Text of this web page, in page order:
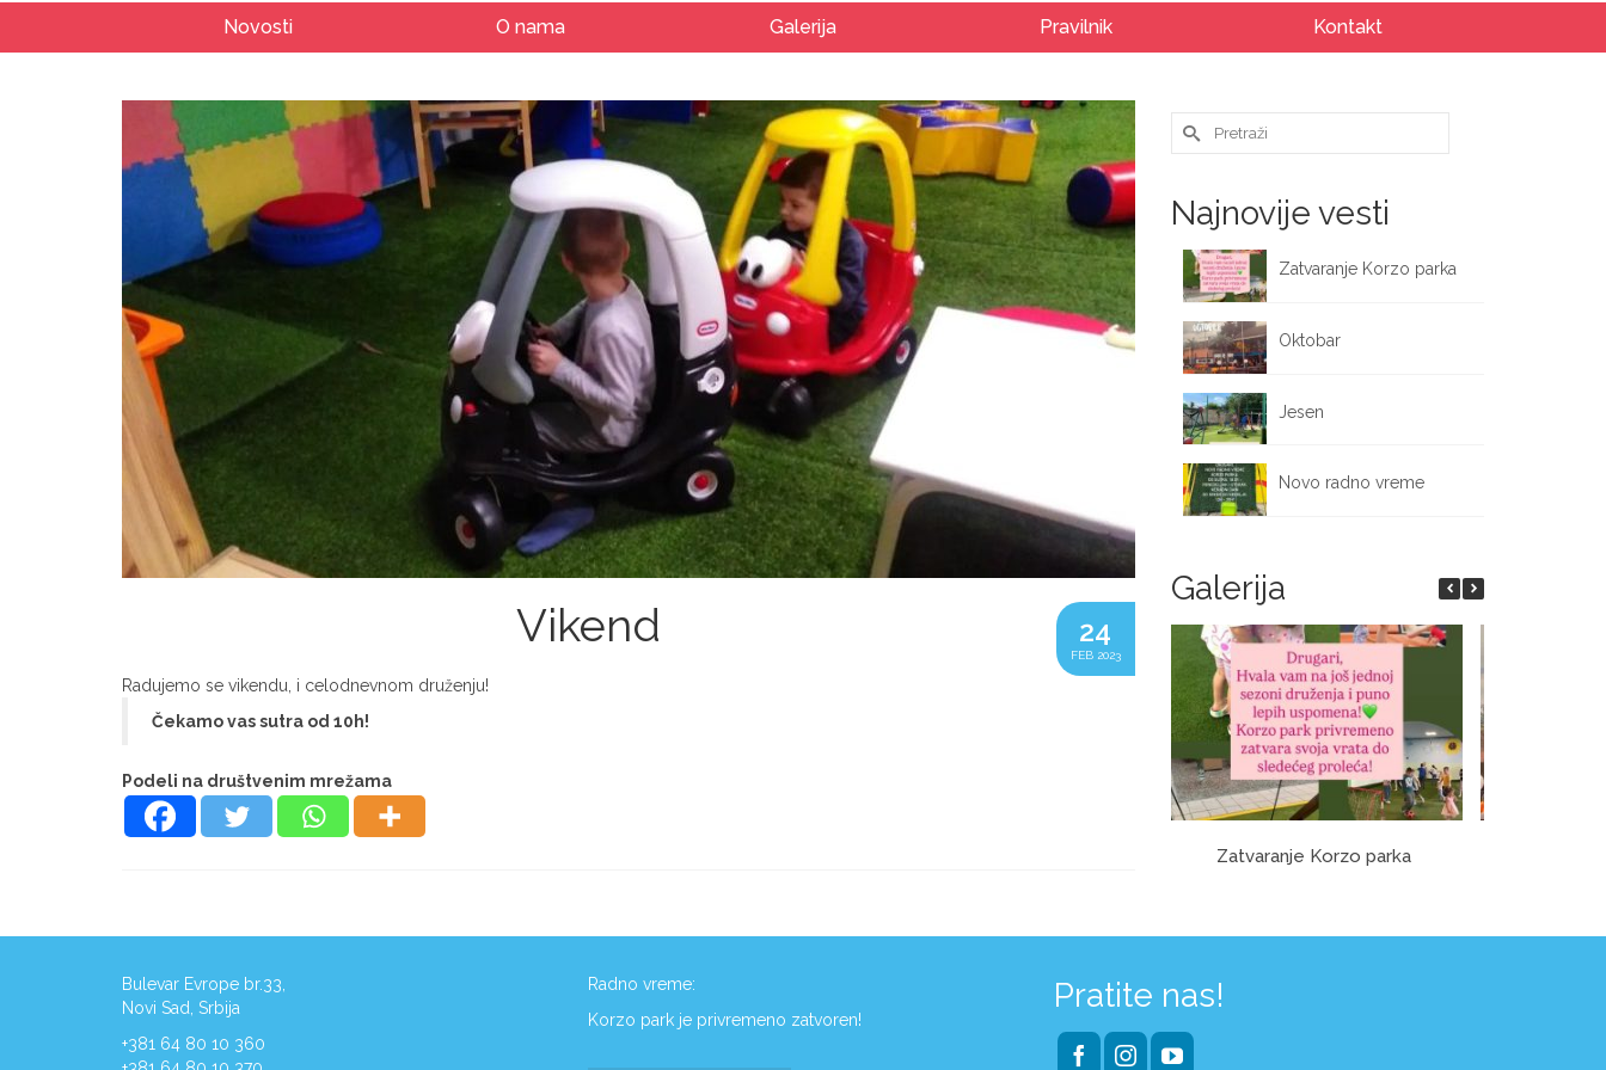
Novosti O nama Galerija Pravilnik Kontakt
24
FEB 2023
Vikend
Radujemo se vikendu, i celodnevnom druženju!
Čekamo vas sutra od 10h!
Podeli na društvenim mrežama
Search
for:
Najnovije vesti
Zatvaranje Korzo parka
Oktobar
Jesen
Novo radno vreme
Galerija
Zatvaranje Korzo parka
Bulevar Evrope br.33,
Novi Sad, Srbija
+381 64 80 10 360
Radno vreme:
Korzo park je privremeno zatvoren!
Pratite nas!